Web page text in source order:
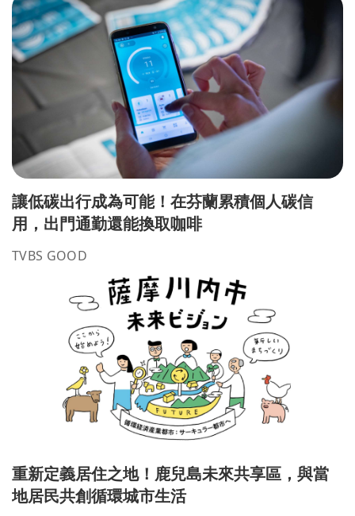
讓低碳出行成為可能！在芬蘭累積個人碳信
用，出門通勤還能換取咖啡
TVBS GOOD
重新定義居住之地！鹿兒島未來共享區，與當
地居民共創循環城市生活